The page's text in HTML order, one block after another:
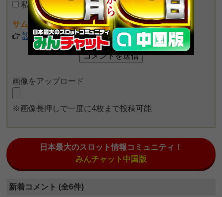
私はロボットではありません
サムネイル画像が設定できるようになりました♪
設定してみる
画像をアップロード
※画像長押しで一度に4枚まで投稿可能
日本最大のスロット情報コミュニティ！
みんチャット中国版
新着コメント (全6件)